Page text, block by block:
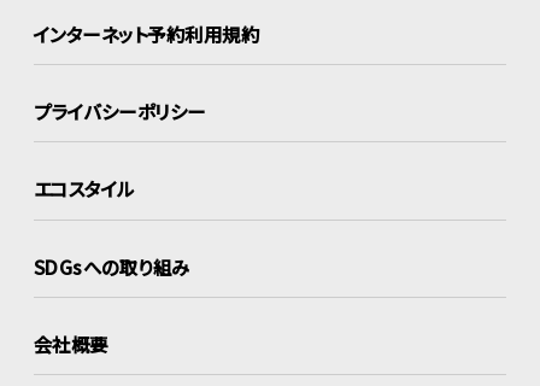
インターネット予約利用規約
プライバシーポリシー
エコスタイル
SDGsへの取り組み
会社概要